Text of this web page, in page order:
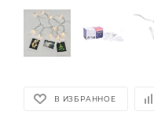
В ИЗБРАННОЕ